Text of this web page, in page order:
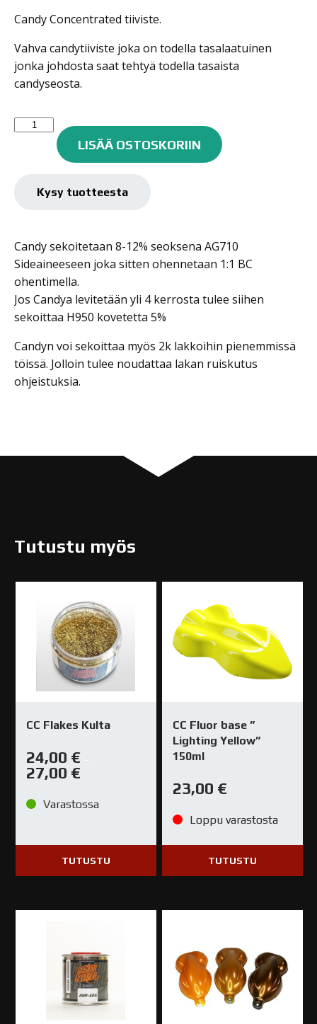
Candy Concentrated tiiviste.
Vahva candytiiviste joka on todella tasalaatuinen
jonka johdosta saat tehtyä todella tasaista
candyseosta.
Custom
Creative
Orange
määrä
LISÄÄ OSTOSKORIIN
Kysy tuotteesta
Candy sekoitetaan 8-12% seoksena AG710
Sideaineeseen joka sitten ohennetaan 1:1 BC
ohentimella.
Jos Candya levitetään yli 4 kerrosta tulee siihen
sekoittaa H950 kovetetta 5%
Candyn voi sekoittaa myös 2k lakkoihin pienemmissä
töissä. Jolloin tulee noudattaa lakan ruiskutus
ohjeistuksia.
Tutustu myös
CC Flakes Kulta
24,00 €
27,00 €
Varastossa
TUTUSTU
CC Fluor base ”
Lighting Yellow”
150ml
23,00 €
Loppu varastosta
TUTUSTU